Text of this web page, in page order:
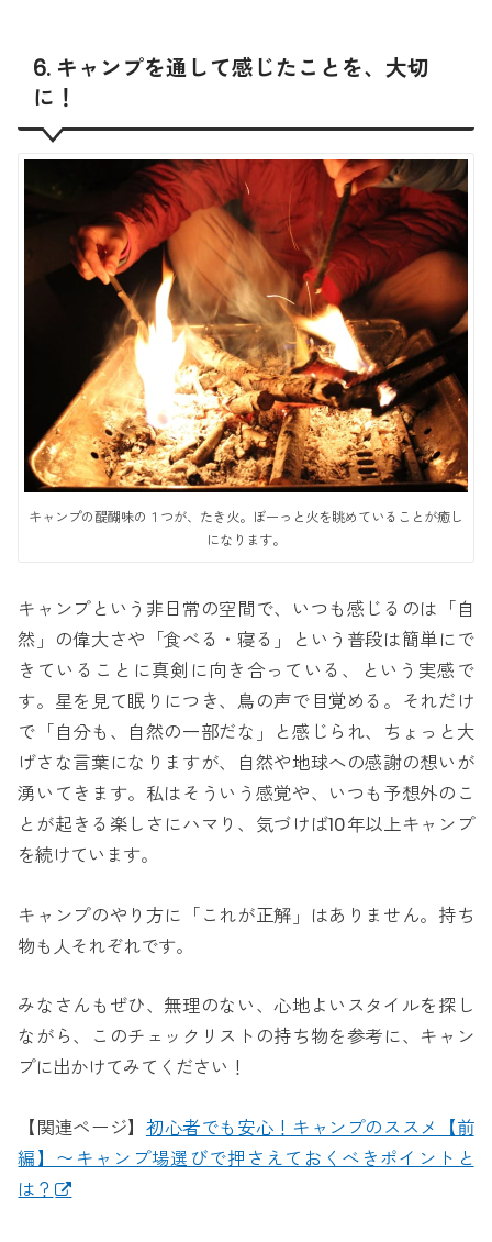
6. キャンプを通して感じたことを、大切
に！
キャンプの醍醐味の１つが、たき火。ぼーっと火を眺めていることが癒し
になります。
キャンプという非日常の空間で、いつも感じるのは「自
然」の偉大さや「食べる・寝る」という普段は簡単にで
きていることに真剣に向き合っている、という実感で
す。星を見て眠りにつき、鳥の声で目覚める。それだけ
で「自分も、自然の一部だな」と感じられ、ちょっと大
げさな言葉になりますが、自然や地球への感謝の想いが
湧いてきます。私はそういう感覚や、いつも予想外のこ
とが起きる楽しさにハマり、気づけば10年以上キャンプ
を続けています。
キャンプのやり方に「これが正解」はありません。持ち
物も人それぞれです。
みなさんもぜひ、無理のない、心地よいスタイルを探し
ながら、このチェックリストの持ち物を参考に、キャン
プに出かけてみてください！
【関連ページ】 初心者でも安心！キャンプのススメ【前
編】〜キャンプ場選びで押さえておくべきポイントと
は？